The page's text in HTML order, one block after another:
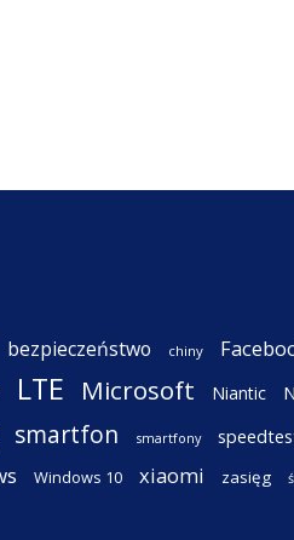
bezpieczeństwo chiny
LTE Microsoft Niantic
smartfon smartfony
Windows 10 xiaomi zasięg